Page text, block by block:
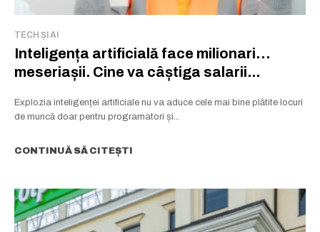
TECH ȘI AI
Inteligența artificială face milionari…
meseriașii. Cine va câștiga salarii...
Explozia inteligenței artificiale nu va aduce cele mai bine plătite locuri
de muncă doar pentru programatori și...
CONTINUĂ SĂ CITEȘTI